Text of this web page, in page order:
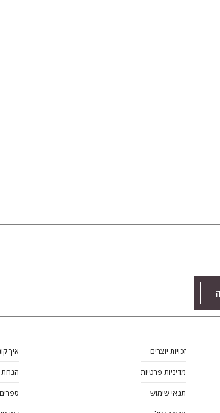
זכויות יוצרים
מדיניות פרטיות
תנאי שימוש
איך
הנחת